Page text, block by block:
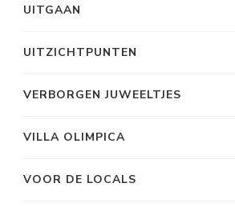
UITGAAN
UITZICHTPUNTEN
VERBORGEN JUWEELTJES
VILLA OLIMPICA
VOOR DE LOCALS